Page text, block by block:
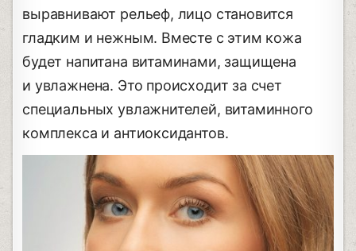
выравнивают рельеф, лицо становится
гладким и нежным. Вместе с этим кожа
будет напитана витаминами, защищена
и увлажнена. Это происходит за счет
специальных увлажнителей, витаминного
комплекса и антиоксидантов.